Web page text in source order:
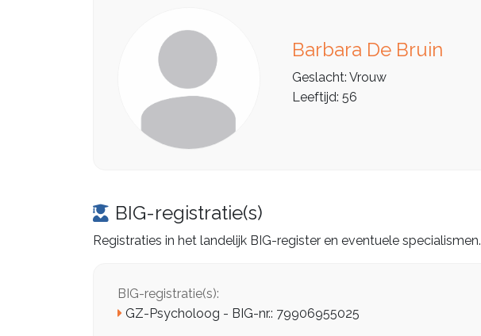
Barbara De Bruin
Geslacht: Vrouw
Leeftijd: 56
BIG-registratie(s)
Registraties in het landelijk BIG-register en eventuele specialismen.
BIG-registratie(s):
GZ-Psycholoog - BIG-nr.: 79906955025